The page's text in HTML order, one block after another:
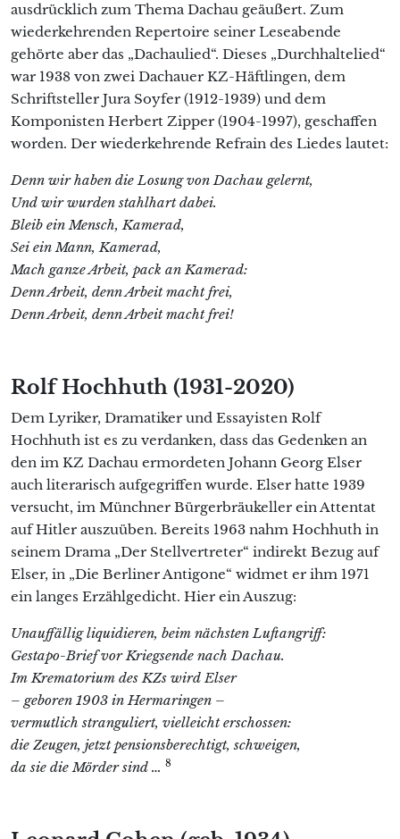
ausdrücklich zum Thema Dachau geäußert. Zum
wiederkehrenden Repertoire seiner Leseabende
gehörte aber das „Dachaulied“. Dieses „Durchhaltelied“
war 1938 von zwei Dachauer KZ-Häftlingen, dem
Schriftsteller Jura Soyfer (1912-1939) und dem
Komponisten Herbert Zipper (1904-1997), geschaffen
worden. Der wiederkehrende Refrain des Liedes lautet:
Denn wir haben die Losung von Dachau gelernt,
Und wir wurden stahlhart dabei.
Bleib ein Mensch, Kamerad,
Sei ein Mann, Kamerad,
Mach ganze Arbeit, pack an Kamerad:
Denn Arbeit, denn Arbeit macht frei,
Denn Arbeit, denn Arbeit macht frei!
Rolf Hochhuth (1931-2020)
Dem Lyriker, Dramatiker und Essayisten Rolf
Hochhuth ist es zu verdanken, dass das Gedenken an
den im KZ Dachau ermordeten Johann Georg Elser
auch literarisch aufgegriffen wurde. Elser hatte 1939
versucht, im Münchner Bürgerbräukeller ein Attentat
auf Hitler auszuüben. Bereits 1963 nahm Hochhuth in
seinem Drama „Der Stellvertreter“ indirekt Bezug auf
Elser, in „Die Berliner Antigone“ widmet er ihm 1971
ein langes Erzählgedicht. Hier ein Auszug:
Unauffällig liquidieren, beim nächsten Luftangriff:
Gestapo-Brief vor Kriegsende nach Dachau.
Im Krematorium des KZs wird Elser
– geboren 1903 in Hermaringen –
vermutlich stranguliert, vielleicht erschossen:
die Zeugen, jetzt pensionsberechtigt, schweigen,
da sie die Mörder sind … 8